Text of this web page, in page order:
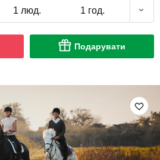
1 люд. 1 год.
Подарувати